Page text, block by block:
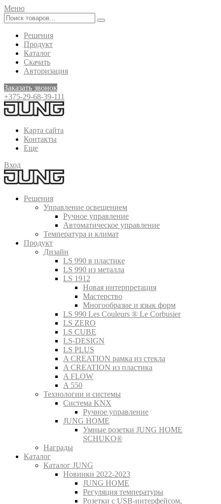
Меню
Решения
Продукт
Каталог
Скачать
Авторизация
Заказать звонок
+375-29-68-39-111
Карта сайта
Контакты
Еще
Вход
Решения
Управление освещением
Ручное управление
Автоматическое управление
Температура и климат
Продукт
Дизайн
LS 990 в пластике
LS 990 из металла
LS 1912
Новая интерпретация
Мастерство
Многообразие и язык форм
LS 990 Les Couleurs ® Le Corbusier
LS ZERO
LS CUBE
LS-DESIGN
LS PLUS
A CREATION рамка из стекла
A CREATION из пластика
A FLOW
A 550
Технологии и системы
Система KNX
Ручное управление
JUNG HOME
Умные розетки JUNG HOME
SCHUKO®
Награды
Каталог
Каталог JUNG
Новинки 2022-2023
JUNG HOME
Регуляция температуры
Розетки с USB-интерфейсом,